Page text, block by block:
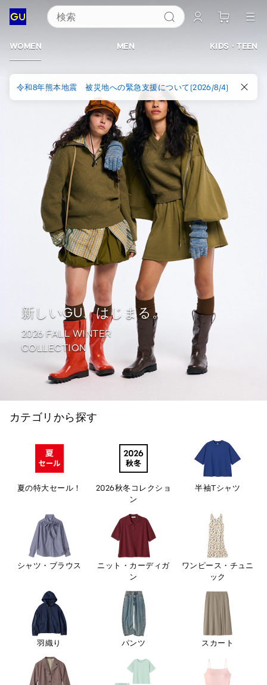
ジ
ー
ユ
検索
WOMEN MEN KIDS・TEEN
令和8年熊本地震 被災地への緊急支援について(2026/8/4)
新しいGU、はじまる。
2026 FALL WINTER
COLLECTION
カテゴリから探す
夏の特大セール！
2026秋冬コレクショ
ン
半袖Tシャツ
シャツ・ブラウス
ニット・カーディガ
ン
ワンピース・チュニ
ック
羽織り パンツ スカート